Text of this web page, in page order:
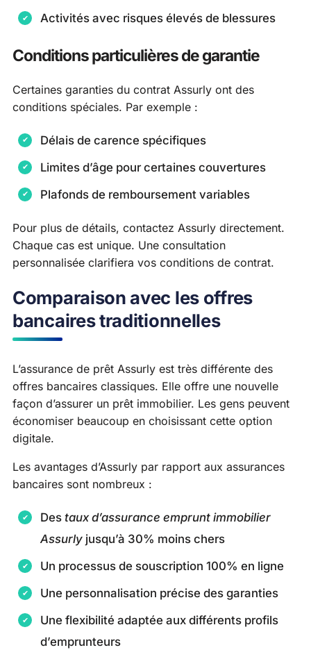
Activités avec risques élevés de blessures
Conditions particulières de garantie
Certaines garanties du contrat Assurly ont des
conditions spéciales. Par exemple :
Délais de carence spécifiques
Limites d’âge pour certaines couvertures
Plafonds de remboursement variables
Pour plus de détails, contactez Assurly directement.
Chaque cas est unique. Une consultation
personnalisée clarifiera vos conditions de contrat.
Comparaison avec les offres
bancaires traditionnelles
L’assurance de prêt Assurly est très différente des
offres bancaires classiques. Elle offre une nouvelle
façon d’assurer un prêt immobilier. Les gens peuvent
économiser beaucoup en choisissant cette option
digitale.
Les avantages d’Assurly par rapport aux assurances
bancaires sont nombreux :
Des taux d’assurance emprunt immobilier
Assurly jusqu’à 30% moins chers
Un processus de souscription 100% en ligne
Une personnalisation précise des garanties
Une flexibilité adaptée aux différents profils
d’emprunteurs